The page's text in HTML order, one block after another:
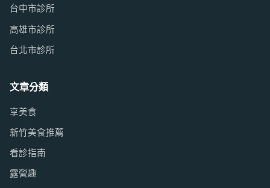
台中市診所
高雄市診所
台北市診所
文章分類
享美食
新竹美食推薦
看診指南
露營趣